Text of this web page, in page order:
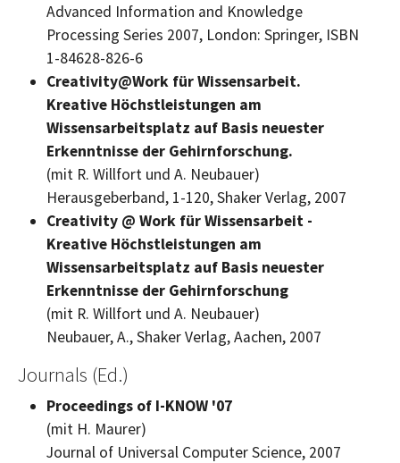
Advanced Information and Knowledge
Processing Series 2007, London: Springer, ISBN
1-84628-826-6
Creativity@Work für Wissensarbeit.
Kreative Höchstleistungen am
Wissensarbeitsplatz auf Basis neuester
Erkenntnisse der Gehirnforschung.
(mit R. Willfort und A. Neubauer)
Herausgeberband, 1-120, Shaker Verlag, 2007
Creativity @ Work für Wissensarbeit -
Kreative Höchstleistungen am
Wissensarbeitsplatz auf Basis neuester
Erkenntnisse der Gehirnforschung
(mit R. Willfort und A. Neubauer)
Neubauer, A., Shaker Verlag, Aachen, 2007
Journals (Ed.)
Proceedings of I-KNOW '07
(mit H. Maurer)
Journal of Universal Computer Science, 2007